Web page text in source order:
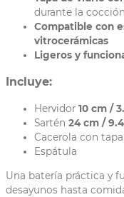
durante la cocción
Compatible con
vitrocerámicas
Ligeros y
Incluye:
Hervidor 10 cm /
Sartén 24 cm /
Cacerola con tapa
Espátula
Una batería práctica y
desayunos hasta